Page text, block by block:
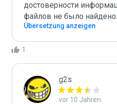
достоверности
файлов не было найдено.
Übersetzung anzeigen
1
g2s
vor 10 Jahren